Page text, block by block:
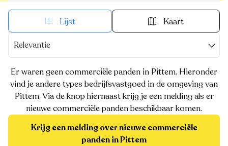
Lijst Kaart
Relevantie
Er waren geen commerciële panden in Pittem. Hieronder
vind je andere types bedrijfsvastgoed in de omgeving van
Pittem. Via de knop hiernaast krijg je een melding als er
nieuwe commerciële panden beschikbaar komen.
Krijg een melding over nieuwe commerciële
panden in Pittem